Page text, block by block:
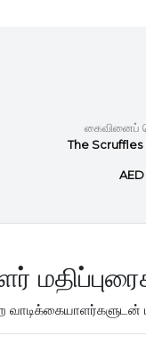
கைவினைப்
The Scruffles
AED